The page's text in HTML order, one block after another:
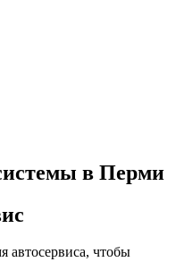
в Перми
автосервиса, чтобы